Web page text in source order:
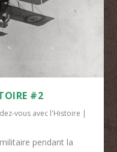
#2
vous avec l'Histoire |
pendant la